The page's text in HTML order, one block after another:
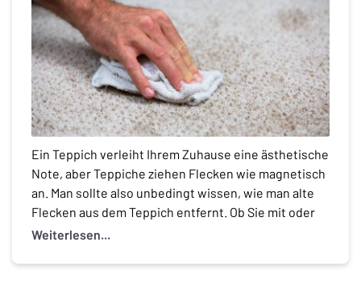
Ein Teppich verleiht Ihrem Zuhause eine ästhetische
Note, aber Teppiche ziehen Flecken wie magnetisch
an. Man sollte also unbedingt wissen, wie man alte
Flecken aus dem Teppich entfernt. Ob Sie mit oder
ohne Kinder und Haustiere leben, irgendwann
Teppich. Sicher, sofort zu handeln ist das Beste, […]
Weiterlesen...